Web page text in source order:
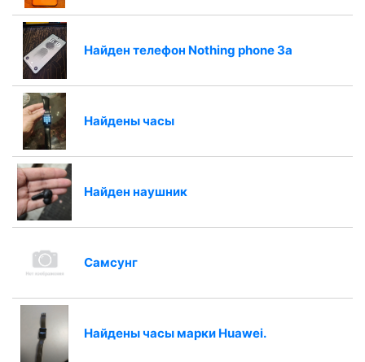
Найден телефон Nothing phone 3a
Найдены часы
Найден наушник
Самсунг
Найдены часы марки Huawei.